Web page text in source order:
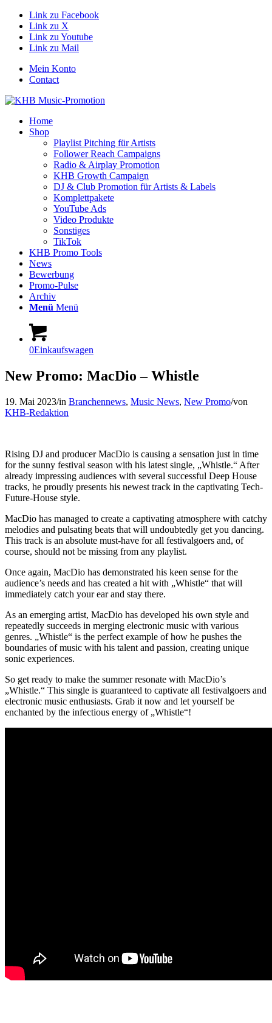
Link zu Facebook
Link zu X
Link zu Youtube
Link zu Mail
Mein Konto
Contact
Home
Shop
Playlist Pitching für Artists
Follower Reach Campaigns
Radio & Airplay Promotion
KHB Growth Campaign
DJ & Club Promotion für Artists & Labels
Komplettpakete
YouTube Ads
Video Produkte
Sonstiges
TikTok
KHB Promo Tools
News
Bewerbung
Promo-Pulse
Archiv
Menü Menü
0Einkaufswagen
New Promo: MacDio – Whistle
19. Mai 2023/in Branchennews, Music News, New Promo/von
KHB-Redaktion
Rising DJ and producer MacDio is causing a sensation just in time
for the sunny festival season with his latest single, „Whistle.“ After
already impressing audiences with several successful Deep House
tracks, he proudly presents his newest track in the captivating Tech-
Future-House style.
MacDio has managed to create a captivating atmosphere with catchy
melodies and pulsating beats that will undoubtedly get you dancing.
This track is an absolute must-have for all festivalgoers and, of
course, should not be missing from any playlist.
Once again, MacDio has demonstrated his keen sense for the
audience’s needs and has created a hit with „Whistle“ that will
immediately catch your ear and stay there.
As an emerging artist, MacDio has developed his own style and
repeatedly succeeds in merging electronic music with various
genres. „Whistle“ is the perfect example of how he pushes the
boundaries of music with his talent and passion, creating unique
sonic experiences.
So get ready to make the summer resonate with MacDio’s
„Whistle.“ This single is guaranteed to captivate all festivalgoers and
electronic music enthusiasts. Grab it now and let yourself be
enchanted by the infectious energy of „Whistle“!